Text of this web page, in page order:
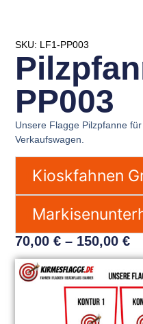
SKU: LF1-PP003
PP003
Unsere Flagge Pilzpfanne
Verkaufswagen.
Kioskfahnen
70,00€ – 150,00€